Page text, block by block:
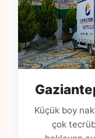
Küçük boy
çok